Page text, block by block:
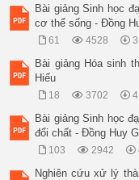
Bài giảng Sinh học
cơ thể sống - Đồng
61 4528 3
Bài giảng Hóa sinh
Hiếu
18 3702 4
Bài giảng Sinh học
đổi chất - Đồng Huy
103 2942
Nghiên cứu xử lý